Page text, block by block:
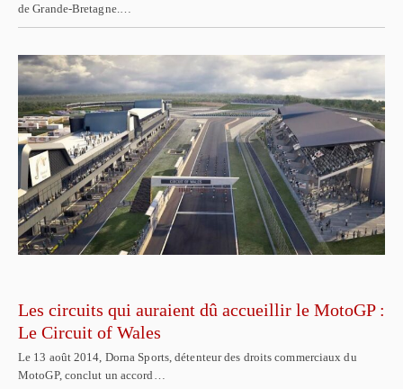
de Grande-Bretagne.…
Les circuits qui auraient dû accueillir le MotoGP :
Le Circuit of Wales
Le 13 août 2014, Dorna Sports, détenteur des droits commerciaux du
MotoGP, conclut un accord…